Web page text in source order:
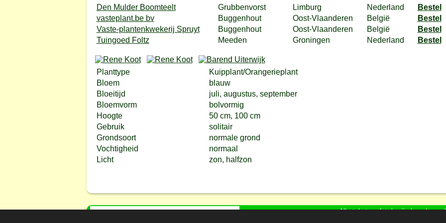
Den Mulder Boomteelt Grubbenvorst Limburg Nederland
Bestel
vasteplant.be bv
Buggenhout Oost-Vlaanderen België
Bestel
Vaste-plantenkwekerij Spruyt
Buggenhout Oost-Vlaanderen België
Bestel
Tuingoed Foltz
Meeden Groningen Nederland Bestel
Planttype
Kuipplant/Orangerieplant
Bloem
blauw
Bloeitijd
juli, augustus, september
Bloemvorm
bolvormig
Hoogte
50 cm, 100 cm
Gebruik
solitair
Grondsoort
normale grond
Vochtigheid
normaal
Licht
zon, halfzon
Alle tekst en foto's zijn